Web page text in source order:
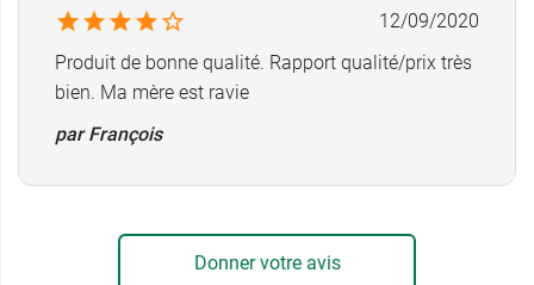
12/09/2020
Produit de bonne qualité. Rapport qualité/prix très
bien. Ma mère est ravie
par François
Donner votre avis